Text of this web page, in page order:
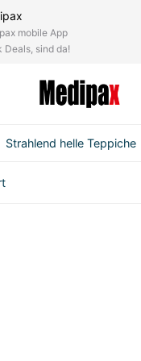
mobile App
Deals, sind da!
Strahlend helle Teppiche